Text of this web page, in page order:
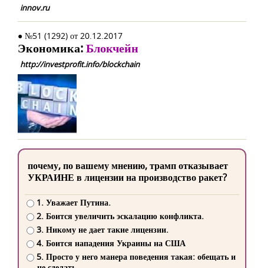
innov.ru
● №51 (1292) от 20.12.2017
Экономика:Блокчейн
http://investprofit.info/blockchain
почему, по вашему мнению, трамп отказывает
УКРАИНЕ в лицензии на производство ракет?
1. Уважает Путина.
2. Боится увеличить эскалацию конфликта.
3. Никому не дает такие лицензии.
4. Боится нападения Украины на США
5. Просто у него манера поведения такая: обещать и